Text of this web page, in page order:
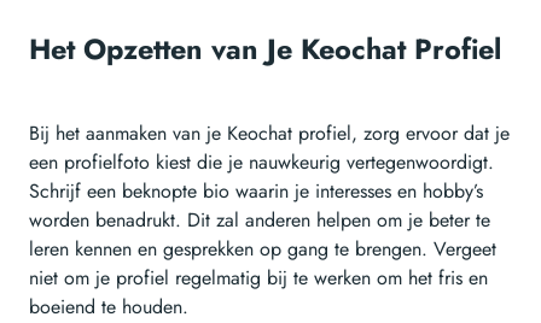
Het Opzetten van Je Keochat Profiel
Bij het aanmaken van je Keochat profiel, zorg ervoor dat je
een profielfoto kiest die je nauwkeurig vertegenwoordigt.
Schrijf een beknopte bio waarin je interesses en hobby’s
worden benadrukt. Dit zal anderen helpen om je beter te
leren kennen en gesprekken op gang te brengen. Vergeet
niet om je profiel regelmatig bij te werken om het fris en
boeiend te houden.